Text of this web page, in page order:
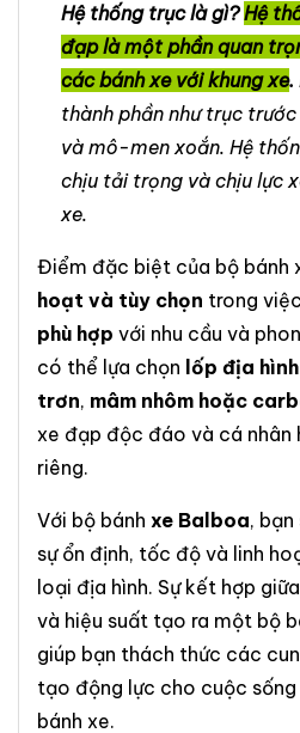
Hệ thống trục là gì? Hệ
đạp là một phần quan
các bánh xe với khung xe.
thành phần như trục
và mô-men xoắn. Hệ
chịu tải trọng và chịu lực
xe.
Điểm đặc biệt của bộ bánh
hoạt và tùy chọn trong việc
phù hợp với nhu cầu và
có thể lựa chọn lốp địa hình
trơn, mâm nhôm hoặc
xe đạp độc đáo và cá nhân
riêng.
Với bộ bánh xe Balboa,
sự ổn định, tốc độ và linh
loại địa hình. Sự kết hợp
và hiệu suất tạo ra một bộ
giúp bạn thách thức các
tạo động lực cho cuộc
bánh xe.